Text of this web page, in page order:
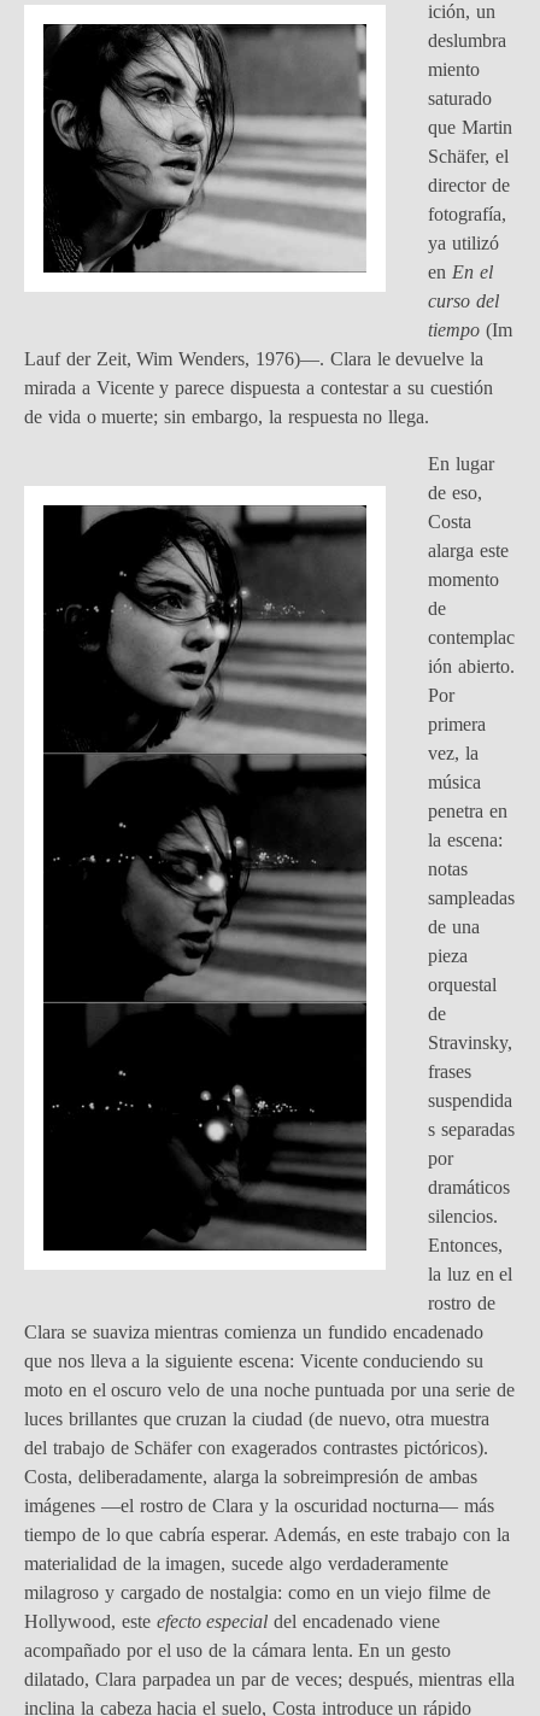
ición, un
deslumbra
miento
saturado
que Martin
Schäfer, el
director de
fotografía,
ya utilizó
en En el
curso del
tiempo (Im
Lauf der Zeit, Wim Wenders, 1976)—. Clara le devuelve la
mirada a Vicente y parece dispuesta a contestar a su cuestión
de vida o muerte; sin embargo, la respuesta no llega.
En lugar
de eso,
Costa
alarga este
momento
de
contemplac
ión abierto.
Por
primera
vez, la
música
penetra en
la escena:
notas
sampleadas
de una
pieza
orquestal
de
Stravinsky,
frases
suspendida
s separadas
por
dramáticos
silencios.
Entonces,
la luz en el
rostro de
Clara se suaviza mientras comienza un fundido encadenado
que nos lleva a la siguiente escena: Vicente conduciendo su
moto en el oscuro velo de una noche puntuada por una serie de
luces brillantes que cruzan la ciudad (de nuevo, otra muestra
del trabajo de Schäfer con exagerados contrastes pictóricos).
Costa, deliberadamente, alarga la sobreimpresión de ambas
imágenes —el rostro de Clara y la oscuridad nocturna— más
tiempo de lo que cabría esperar. Además, en este trabajo con la
materialidad de la imagen, sucede algo verdaderamente
milagroso y cargado de nostalgia: como en un viejo filme de
Hollywood, este efecto especial del encadenado viene
acompañado por el uso de la cámara lenta. En un gesto
dilatado, Clara parpadea un par de veces; después, mientras ella
inclina la cabeza hacia el suelo, Costa introduce un rápido